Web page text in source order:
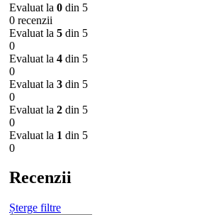
Evaluat la 0 din 5
0 recenzii
Evaluat la 5 din 5
0
Evaluat la 4 din 5
0
Evaluat la 3 din 5
0
Evaluat la 2 din 5
0
Evaluat la 1 din 5
0
Recenzii
Șterge filtre